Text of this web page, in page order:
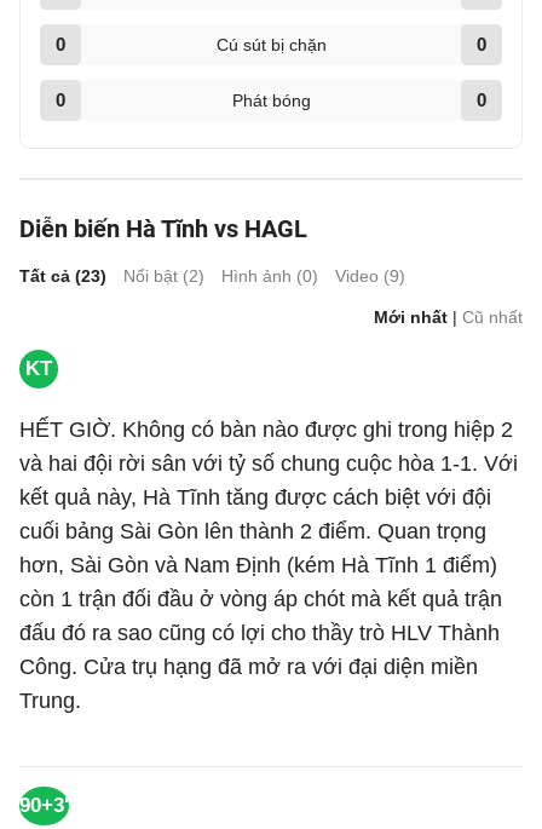
0 Cú sút bị chặn 0
0 Phát bóng 0
Diễn biến Hà Tĩnh vs HAGL
Tất cả (23) Nổi bật (2) Hình ảnh (0) Video (9)
Mới nhất | Cũ nhất
KT
HẾT GIỜ. Không có bàn nào được ghi trong hiệp 2
và hai đội rời sân với tỷ số chung cuộc hòa 1-1. Với
kết quả này, Hà Tĩnh tăng được cách biệt với đội
cuối bảng Sài Gòn lên thành 2 điểm. Quan trọng
hơn, Sài Gòn và Nam Định (kém Hà Tĩnh 1 điểm)
còn 1 trận đối đầu ở vòng áp chót mà kết quả trận
đấu đó ra sao cũng có lợi cho thầy trò HLV Thành
Công. Cửa trụ hạng đã mở ra với đại diện miền
Trung.
90+3'